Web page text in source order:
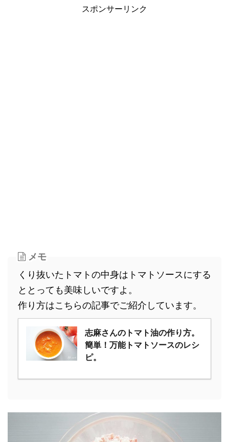
スポンサーリンク
メモ
くり抜いたトマトの中身はトマトソースにする
ととっても美味しいですよ。
作り方はこちらの記事でご紹介しています。
志麻さんのトマト油の作り方。
簡単！万能トマトソースのレシ
ピ。